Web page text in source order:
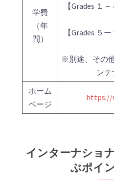
学費
（年
間）
【Grades １
【Grades ５
※別途、その
ン
ホーム
ページ
https://
インターナショ
ぶポイ